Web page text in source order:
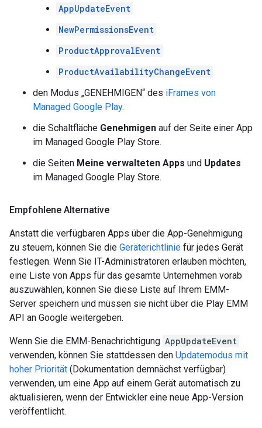
AppUpdateEvent
NewPermissionsEvent
ProductApprovalEvent
ProductAvailabilityChangeEvent
den Modus „GENEHMIGEN“ des iFrames von
Managed Google Play.
die Schaltfläche Genehmigen auf der Seite einer App
im Managed Google Play Store.
die Seiten Meine verwalteten Apps und Updates
im Managed Google Play Store.
Empfohlene Alternative
Anstatt die verfügbaren Apps über die App-Genehmigung
zu steuern, können Sie die Geräterichtlinie für jedes Gerät
festlegen. Wenn Sie IT-Administratoren erlauben möchten,
eine Liste von Apps für das gesamte Unternehmen vorab
auszuwählen, können Sie diese Liste auf Ihrem EMM-
Server speichern und müssen sie nicht über die Play EMM
API an Google weitergeben.
Wenn Sie die EMM-Benachrichtigung AppUpdateEvent
verwenden, können Sie stattdessen den Updatemodus mit
hoher Priorität (Dokumentation demnächst verfügbar)
verwenden, um eine App auf einem Gerät automatisch zu
aktualisieren, wenn der Entwickler eine neue App-Version
veröffentlicht.